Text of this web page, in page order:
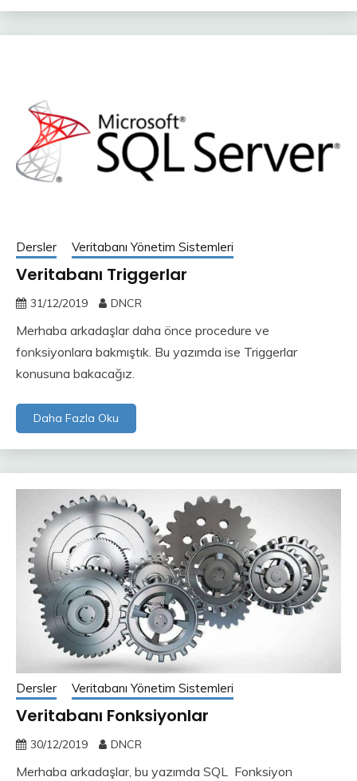
Dersler Veritabanı Yönetim Sistemleri
Veritabanı Triggerlar
31/12/2019 DNCR
Merhaba arkadaşlar daha önce procedure ve
fonksiyonlara bakmıştık. Bu yazımda ise Triggerlar
konusuna bakacağız.
Daha Fazla Oku
Dersler Veritabanı Yönetim Sistemleri
Veritabanı Fonksiyonlar
30/12/2019 DNCR
Merhaba arkadaşlar, bu yazımda SQL Fonksiyon